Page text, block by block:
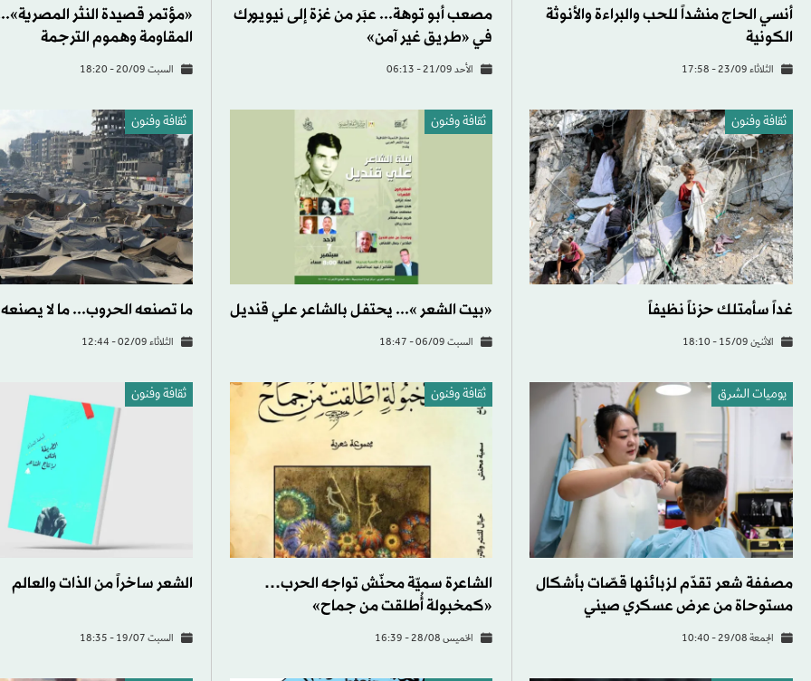
أنسي الحاج منشداً للحب والبراءة والأنوثة
الكونية
الثلاثاء 23/09 - 17:58
مصعب أبو توهة... عبَر من غزة إلى نيويورك
في «طريق غير آمن»
الأحد 21/09 - 06:13
«مؤتمر قصيدة النثر
المقاومة وهموم الترجمة
السبت 20/09 - 18:20
ثقافة وفنون
غداً سأمتلك حزناً نظيفاً
الاثنين 15/09 - 18:10
ثقافة وفنون
«بيت الشعر »... يحتفل بالشاعر علي قنديل
السبت 06/09 - 18:47
ثقافة وفنون
ما تصنعه الحروب... ما لا يصنعه
الثلاثاء 02/09 - 12:44
يوميات الشرق
مصففة شعر تقدّم لزبائنها قصّات بأشكال
مستوحاة من عرض عسكري صيني
الجمعة 29/08 - 10:40
ثقافة وفنون
الشاعرة سميّة محنّش تواجه الحرب…
«كمخبولة أُطلقت من جماح»
الخميس 28/08 - 16:39
ثقافة وفنون
الشعر ساخراً من الذات والعالم
السبت 19/07 - 18:35